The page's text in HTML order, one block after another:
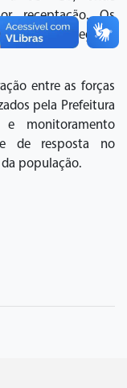
receptação. Os
na delegacia
entre as forças
pela Prefeitura
monitoramento
de resposta no
população.